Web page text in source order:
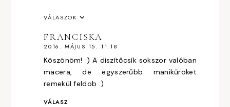
VÁLASZOK
FRANCISKA
2016. MÁJUS 15. 11:18
Köszönöm! :) A díszítőcsík sokszor valóban
macera, de egyszerűbb manikűröket
remekül feldob :)
VÁLASZ